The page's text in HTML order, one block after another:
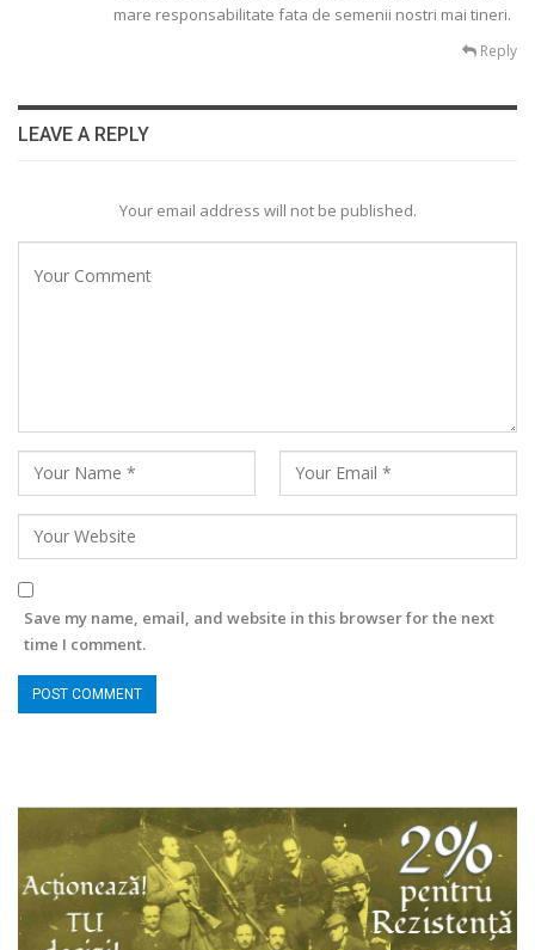
mare responsabilitate fata de semenii nostri mai tineri.
Reply
LEAVE A REPLY
Your email address will not be published.
Save my name, email, and website in this browser for the next
time I comment.